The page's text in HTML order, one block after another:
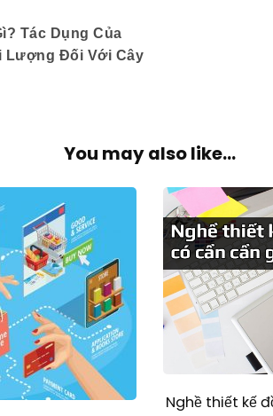
Tác Dụng Của
Lượng Đối Với Cây
You may also like...
Nghề thiết kế